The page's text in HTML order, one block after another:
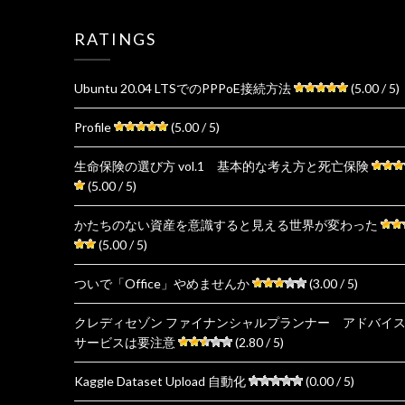
RATINGS
Ubuntu 20.04 LTSでのPPPoE接続方法 (5.00 / 5)
Profile (5.00 / 5)
生命保険の選び方 vol.1 基本的な考え方と死亡保険
(5.00 / 5)
かたちのない資産を意識すると見える世界が変わった
(5.00 / 5)
ついで「Office」やめませんか (3.00 / 5)
クレディセゾン ファイナンシャルプランナー アドバイス
サービスは要注意
(2.80 / 5)
Kaggle Dataset Upload 自動化 (0.00 / 5)